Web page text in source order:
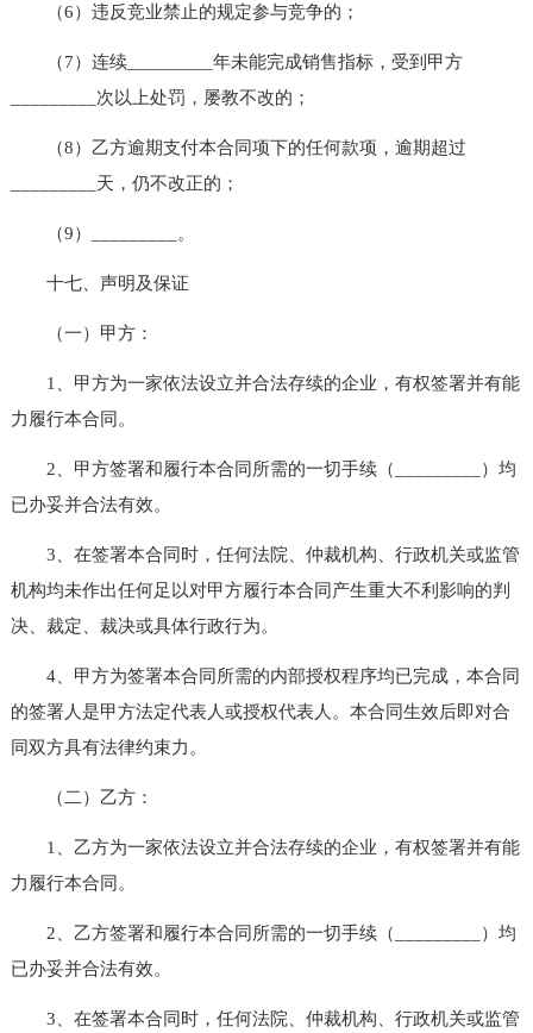
（6）违反竞业禁止的规定参与竞争的；
（7）连续_________年未能完成销售指标，受到甲方
_________次以上处罚，屡教不改的；
（8）乙方逾期支付本合同项下的任何款项，逾期超过
_________天，仍不改正的；
（9）_________。
十七、声明及保证
（一）甲方：
1、甲方为一家依法设立并合法存续的企业，有权签署并有能
力履行本合同。
2、甲方签署和履行本合同所需的一切手续（_________）均
已办妥并合法有效。
3、在签署本合同时，任何法院、仲裁机构、行政机关或监管
机构均未作出任何足以对甲方履行本合同产生重大不利影响的判
决、裁定、裁决或具体行政行为。
4、甲方为签署本合同所需的内部授权程序均已完成，本合同
的签署人是甲方法定代表人或授权代表人。本合同生效后即对合
同双方具有法律约束力。
（二）乙方：
1、乙方为一家依法设立并合法存续的企业，有权签署并有能
力履行本合同。
2、乙方签署和履行本合同所需的一切手续（_________）均
已办妥并合法有效。
3、在签署本合同时，任何法院、仲裁机构、行政机关或监管